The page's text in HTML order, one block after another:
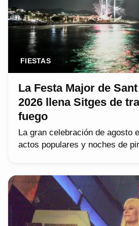
FIESTAS
La Festa Major de
2026 llena Sitges de
fuego
La gran celebración de agosto
actos populares y noches de